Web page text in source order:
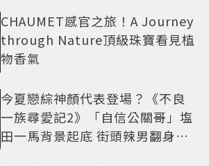
CHAUMET感官之旅！A Journey
through Nature頂級珠寶看見植
物香氣
今夏戀綜神顏代表登場？《不良
一族尋愛記2》「自信公關哥」塩
田一馬背景起底 街頭辣男翻身當